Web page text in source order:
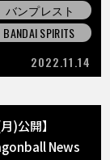
バンプレスト
BANDAI SPIRITS
2022.11.14
)公開】
News